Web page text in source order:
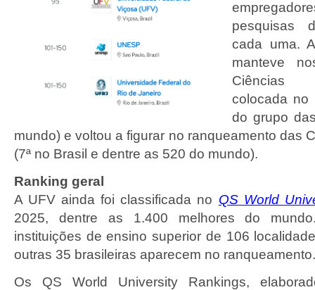
pesquisas
cada uma.
manteve
Ciências
colocada no
do grupo
mundo) e voltou a figurar no ranqueamento das
(7ª no Brasil e dentre as 520 do mundo).
Ranking geral
A UFV ainda foi classificada no QS World
2025, dentre as 1.400 melhores do
instituições de ensino superior de 106
outras 35 brasileiras aparecem no ranqueamento.
Os QS World University Rankings,